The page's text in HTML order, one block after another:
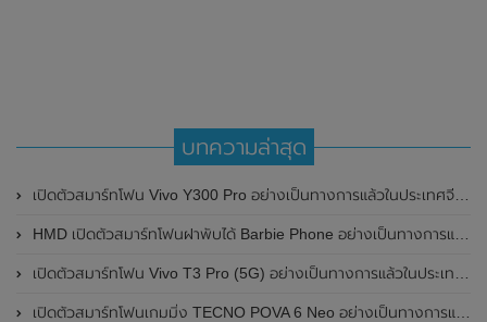
บทความล่าสุด
เปิดตัวสมาร์ทโฟน Vivo Y300 Pro อย่างเป็นทางการแล้วในประเทศจีน มาพร้อมดีไซน์พรีเมี่ยม ทนทาน และแบตเตอรี่สุดอึดขนาดใหญ่ 6,500mAh พร้อมรองรับการชาร์จไว 80W
HMD เปิดตัวสมาร์ทโฟนฝาพับได้ Barbie Phone อย่างเป็นทางการแล้ว มาพร้อมธีมสีชมพูสดใส
เปิดตัวสมาร์ทโฟน Vivo T3 Pro (5G) อย่างเป็นทางการแล้วในประเทศอินเดีย
เปิดตัวสมาร์ทโฟนเกมมิ่ง TECNO POVA 6 Neo อย่างเป็นทางการแล้วในประเทศไทย ในราคา 8,499 บาท